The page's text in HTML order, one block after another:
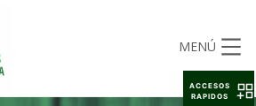
MENÚ
ACCESOS
RAPIDOS